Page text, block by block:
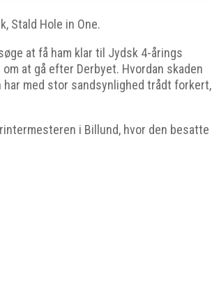
Stald Hole in One.
at få ham klar til Jydsk 4-årings
at gå efter Derbyet. Hvordan skaden
har med stor sandsynlighed trådt forkert,
i Billund, hvor den besatte